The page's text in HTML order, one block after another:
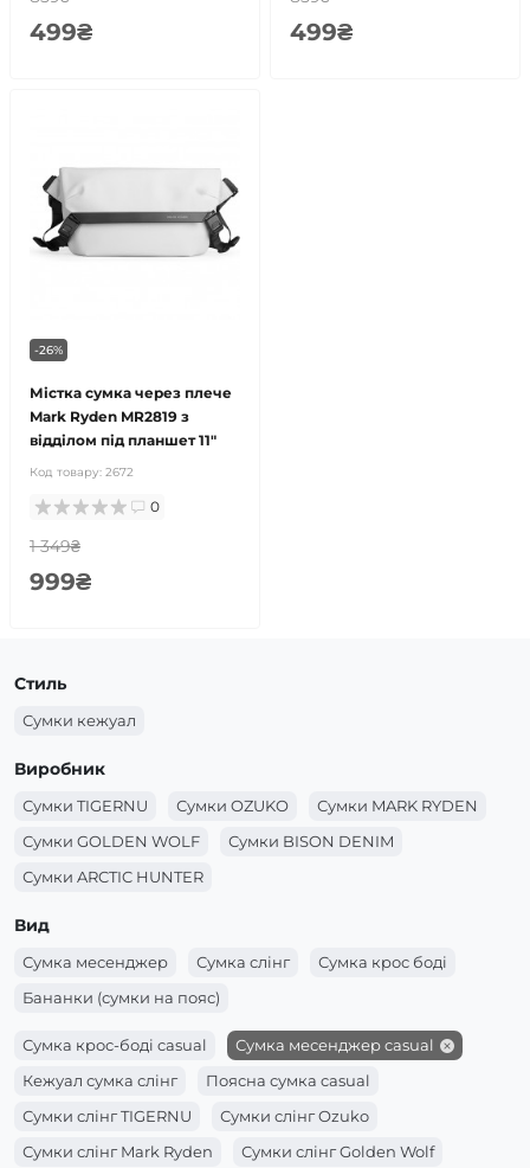
499₴ 499₴
-26%
Містка сумка через плече
Mark Ryden MR2819 з
відділом під планшет 11"
Код товару: 2672
0
1 349₴
999₴
Стиль
Сумки кежуал
Виробник
Сумки TIGERNU Сумки OZUKO
Сумки MARK RYDEN
Сумки GOLDEN WOLF
Сумки BISON DENIM
Сумки ARCTIC HUNTER
Вид
Сумка месенджер Сумка слінг
Сумка крос боді
Бананки (сумки на пояс)
Сумка крос-боді casual
Сумка месенджер casual
Кежуал сумка слінг
Поясна сумка casual
Сумки слінг TIGERNU
Сумки слінг Ozuko
Сумки слінг Mark Ryden
Сумки слінг Golden Wolf